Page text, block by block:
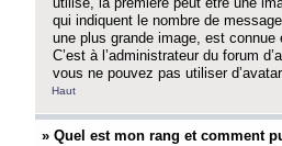
qui indiquent le nombre de
une plus grande image, est connue
C’est à l’administrateur du forum
vous ne pouvez pas utiliser
Haut
» Quel est mon rang et comment